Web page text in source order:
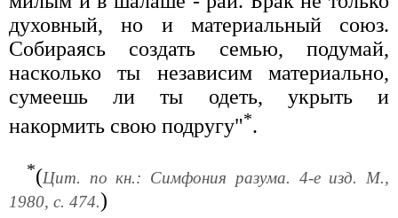
духовный, но и материальный союз.
Собираясь создать семью, подумай,
насколько ты независим материально,
сумеешь ли ты одеть, укрыть и
накормить свою подругу"*.
*(Цит. по кн.: Симфония разума. 4-е изд. М.,
1980, с. 474.)